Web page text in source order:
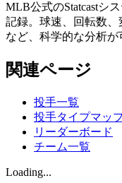
MLB公式のStatcastシ
記録。球速、回転数
など、科学的な分析が
関連ページ
投手一覧
投手タイプマッ
リーダーボード
チーム一覧
Loading...